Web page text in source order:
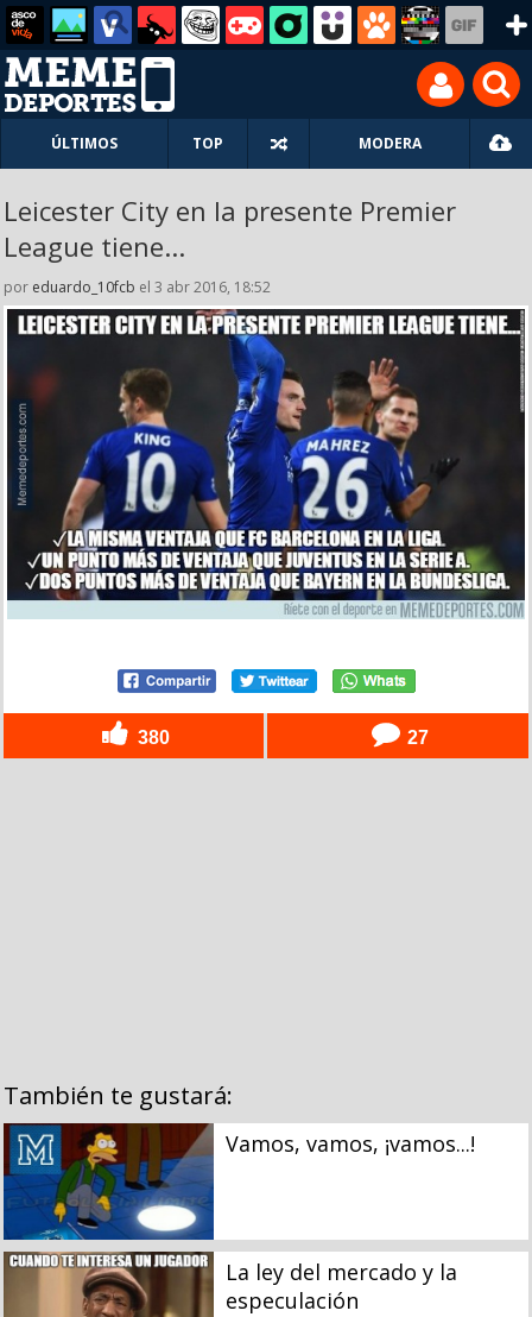
ÚLTIMOS TOP MODERA
Leicester City en la presente Premier
League tiene...
por eduardo_10fcb el 3 abr 2016, 18:52
380 27
También te gustará:
Vamos, vamos, ¡vamos...!
La ley del mercado y la
especulación